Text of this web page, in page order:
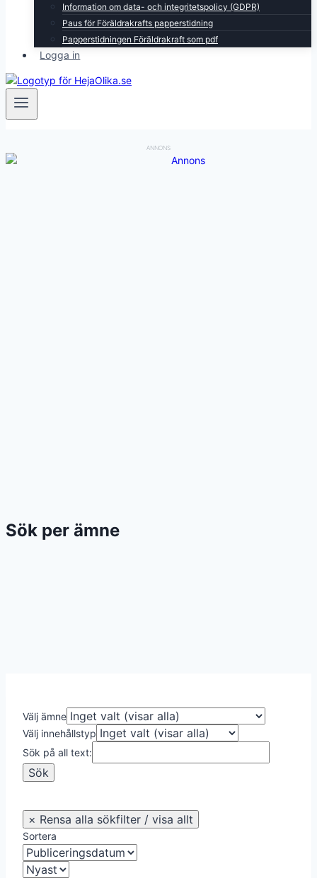
Information om data- och integritetspolicy (GDPR)
Paus för Föräldrakrafts papperstidning
Papperstidningen Föräldrakraft som pdf
Logga in
ANNONS
Sök per ämne
Välj ämne
Välj innehållstyp
Sök på all text:
Sortera